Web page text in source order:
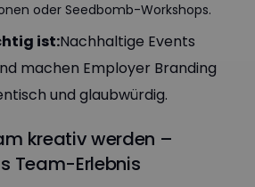
oder Seedbomb-Workshops.
ist:Nachhaltige Events
machen Employer Branding
und glaubwürdig.
kreativ werden –
Team-Erlebnis